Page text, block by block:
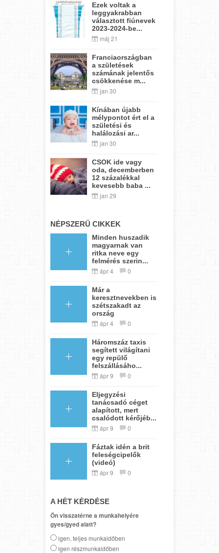
Ezek voltak a
leggyakrabban
választott fiúnevek
2023-2024-be...
máj 21
Franciaországban
a születések
számának jelentős
csökkenése m...
jan 30
Kínában újabb
mélypontot ért el a
születési és
halálozási ar...
jan 30
CSOK ide vagy
oda, decemberben
12 százalékkal
kevesebb baba ...
jan 29
NÉPSZERŰ CIKKEK
Minden huszadik
magyarnak van
ritka neve egy
felmérés szerin...
ápr 4 0
Már a
keresztnevekben is
szétszakadt az
ország
ápr 4 0
Háromszáz taxis
segített világítani
egy repülő
felszállásáho...
ápr 9 0
Eljegyzési
tanácsadó céget
alapított, mert
csalódott kérőjéb...
ápr 9 0
Fáztak idén a brit
feleségcipelők
(videó)
ápr 9 0
A HÉT KÉRDÉSE
Ön visszatérne a munkahelyére
gyes/gyed alatt?
igen, teljes munkaidőben
igen részmunkaidőben